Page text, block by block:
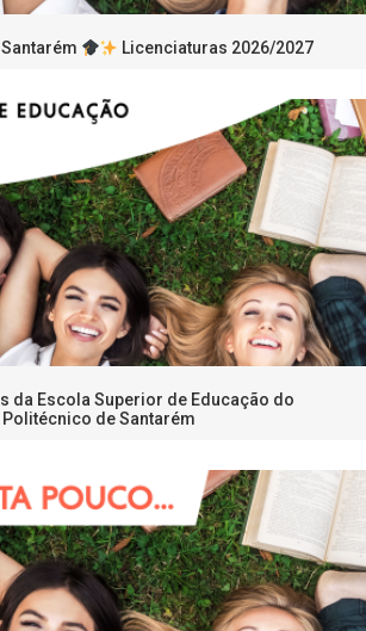
Licenciaturas 2026/2027
da Escola Superior de Educação do
Politécnico de Santarém